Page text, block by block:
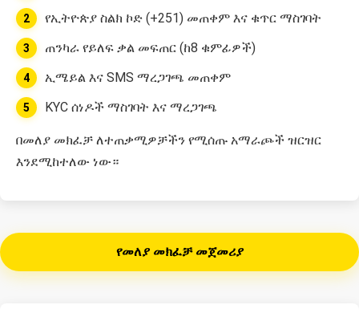
የኢትዮጵያ ስልክ ኮድ (+251) መጠቀም እና ቁጥር ማስገባት
ጠንካራ የይለፍ ቃል መፍጠር (ከ8 ቁምፊዎች)
ኢሜይል እና SMS ማረጋገጫ መጠቀም
KYC ሰነዶች ማስገባት እና ማረጋገጫ
በመለያ መክፈቻ ለተጠቃሚዎቻችን የሚሰጡ አማራጮች ዝርዝር
እንደሚከተለው ነው።
የመለያ መክፈቻ መጀመሪያ